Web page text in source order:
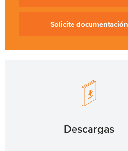
Solicite documentación
Descargas